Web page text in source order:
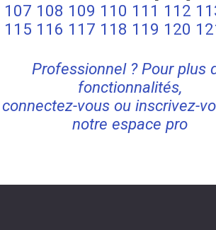
107 108 109 110 111 112
115 116 117 118 119 120
Professionnel ? Pour plus
fonctionnalités,
connectez-vous ou inscrivez-
notre espace pro